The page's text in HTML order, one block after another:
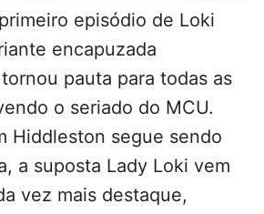
episódio de Loki
encapuzada
pauta para todas as
o seriado do MCU.
Hiddleston segue sendo
a suposta Lady Loki vem
vez mais destaque,